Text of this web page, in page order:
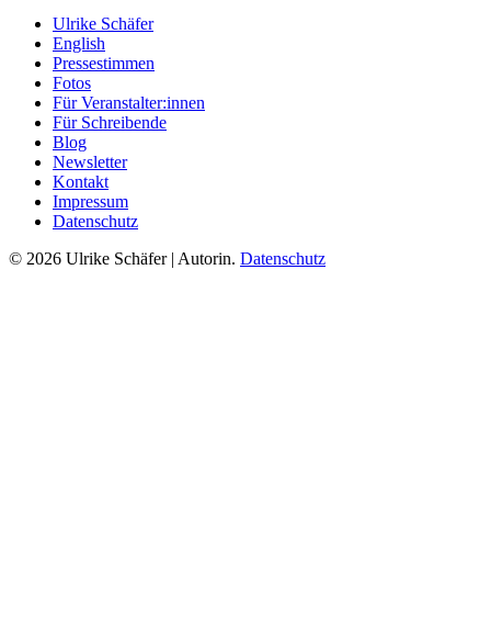
Ulrike Schäfer
English
Pressestimmen
Fotos
Für Veranstalter:innen
Für Schreibende
Blog
Newsletter
Kontakt
Impressum
Datenschutz
© 2026 Ulrike Schäfer | Autorin. Datenschutz